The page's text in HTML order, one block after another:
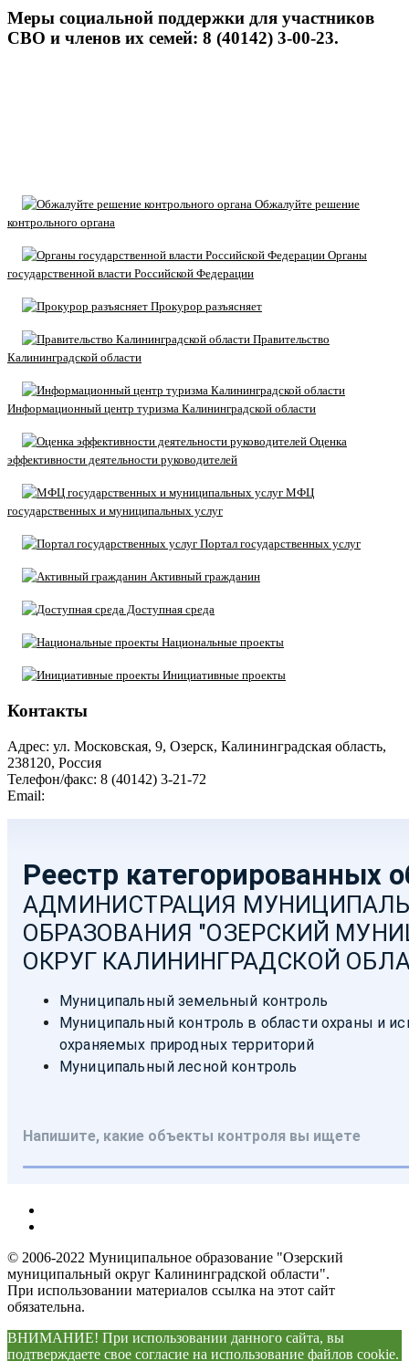
Меры социальной поддержки для участников
СВО и членов их семей: 8 (40142) 3-00-23.
Обжалуйте решение
контрольного органа
Органы
государственной власти Российской Федерации
Прокурор разъясняет
Правительство
Калининградской области
Информационный центр туризма Калининградской области
Оценка
эффективности деятельности руководителей
МФЦ
государственных и муниципальных услуг
Портал государственных услуг
Активный гражданин
Доступная среда
Национальные проекты
Инициативные проекты
Контакты
Адрес: ул. Московская, 9, Озерск, Калининградская область,
238120, Россия
Телефон/факс: 8 (40142) 3-21-72
Email:
© 2006-2022 Муниципальное образование "Озерский
муниципальный округ Калининградской области".
При использовании материалов ссылка на этот сайт
обязательна.
ВНИМАНИЕ! При использовании данного сайта, вы
подтверждаете свое согласие на использование файлов cookie.